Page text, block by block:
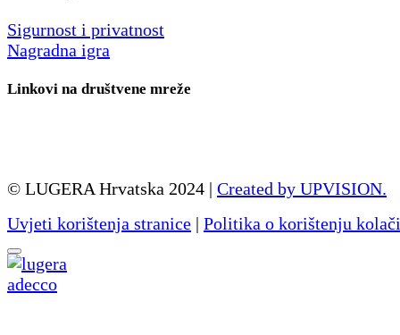
Sigurnost i privatnost
Nagradna igra
Linkovi na društvene mreže
© LUGERA Hrvatska 2024 | Created by UPVISION.
Uvjeti korištenja stranice | Politika o korištenju